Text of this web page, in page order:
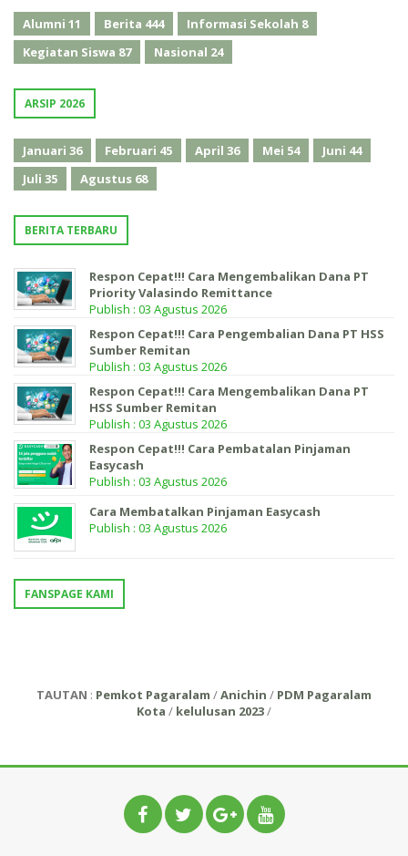
Alumni 11 Berita 444 Informasi Sekolah 8
Kegiatan Siswa 87 Nasional 24
ARSIP 2026
Januari 36 Februari 45 April 36 Mei 54 Juni 44
Juli 35 Agustus 68
BERITA TERBARU
Respon Cepat!!! Cara Mengembalikan Dana PT
Priority Valasindo Remittance
Publish : 03 Agustus 2026
Respon Cepat!!! Cara Pengembalian Dana PT HSS
Sumber Remitan
Publish : 03 Agustus 2026
Respon Cepat!!! Cara Mengembalikan Dana PT
HSS Sumber Remitan
Publish : 03 Agustus 2026
Respon Cepat!!! Cara Pembatalan Pinjaman
Easycash
Publish : 03 Agustus 2026
Cara Membatalkan Pinjaman Easycash
Publish : 03 Agustus 2026
FANSPAGE KAMI
TAUTAN : Pemkot Pagaralam /Anichin / PDM Pagaralam
Kota / kelulusan 2023/